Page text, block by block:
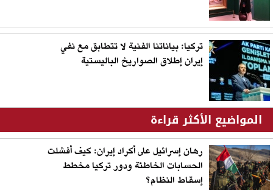
تركيا: بياناتنا الفنية لا تتطابق مع نفي
إيران إطلاق الصواريخ الباليستية
المواضيع الأكثر قراءة
رهان إسرائيل على أكراد إيران: كيف أفشلت
الحسابات الخاطئة ودور تركيا مخطط
إسقاط النظام؟